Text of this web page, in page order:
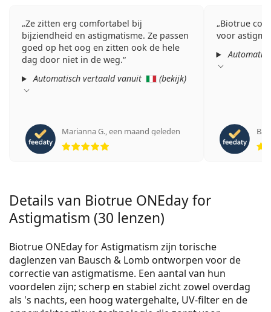
Ze zitten erg comfortabel bij
bijziendheid en astigmatisme. Ze passen
goed op het oog en zitten ook de hele
dag door niet in de weg.
Automatisch vertaald vanuit
(bekijk)
Marianna G.,een maand geleden
Beoordeling 5 van 5
Biotrue
voor
Details van Biotrue ONEday for
Astigmatism (30 lenzen)
Biotrue ONEday for Astigmatism zijn torische
daglenzen van Bausch & Lomb ontworpen voor de
correctie van astigmatisme. Een aantal van hun
voordelen zijn; scherp en stabiel zicht zowel overdag
als 's nachts, een hoog watergehalte, UV-filter en de